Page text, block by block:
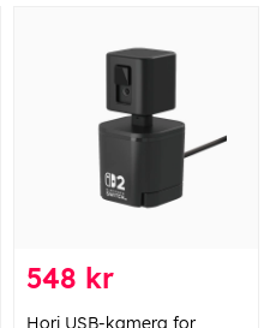
548 kr
Hori USB-kamera for